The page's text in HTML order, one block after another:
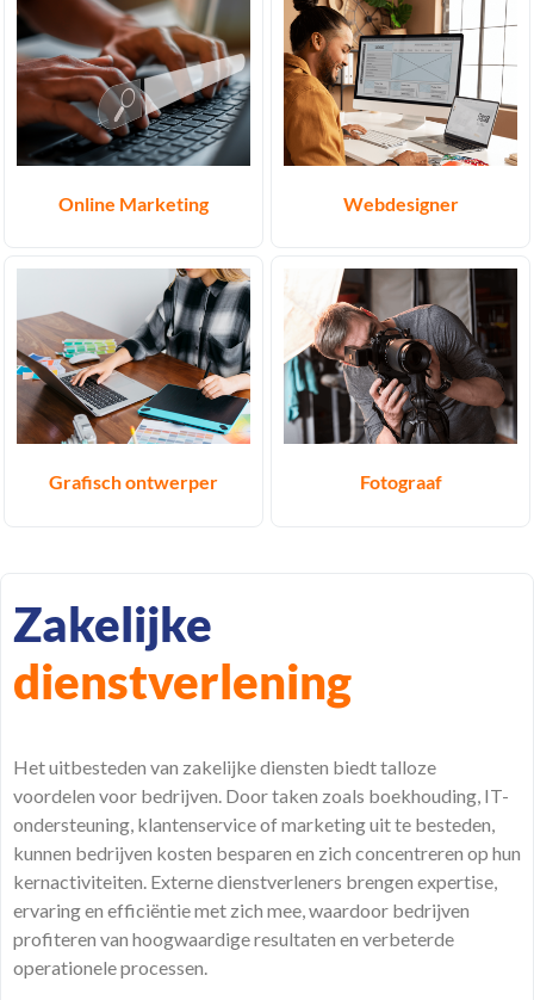
Online Marketing Webdesigner
Grafisch ontwerper Fotograaf
Zakelijke
dienstverlening
Het uitbesteden van zakelijke diensten biedt talloze
voordelen voor bedrijven. Door taken zoals boekhouding, IT-
ondersteuning, klantenservice of marketing uit te besteden,
kunnen bedrijven kosten besparen en zich concentreren op hun
kernactiviteiten. Externe dienstverleners brengen expertise,
ervaring en efficiëntie met zich mee, waardoor bedrijven
profiteren van hoogwaardige resultaten en verbeterde
operationele processen.